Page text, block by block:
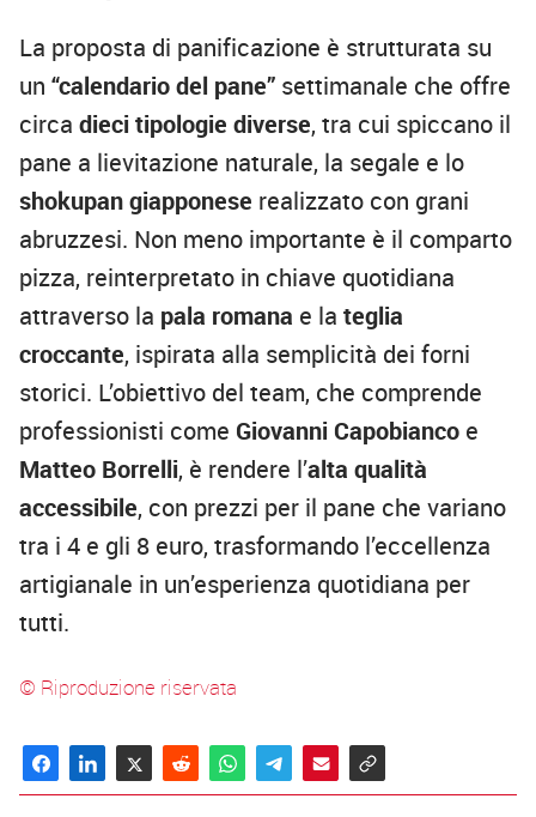
La proposta di panificazione è strutturata su
un “calendario del pane” settimanale che offre
circa dieci tipologie diverse, tra cui spiccano il
pane a lievitazione naturale, la segale e lo
shokupan giapponese realizzato con grani
abruzzesi. Non meno importante è il comparto
pizza, reinterpretato in chiave quotidiana
attraverso la pala romana e la teglia
croccante, ispirata alla semplicità dei forni
storici. L’obiettivo del team, che comprende
professionisti come Giovanni Capobianco e
Matteo Borrelli, è rendere l’alta qualità
accessibile, con prezzi per il pane che variano
tra i 4 e gli 8 euro, trasformando l’eccellenza
artigianale in un’esperienza quotidiana per
tutti.
© Riproduzione riservata